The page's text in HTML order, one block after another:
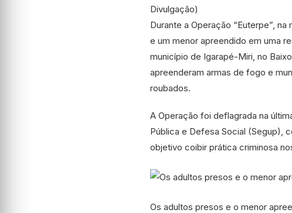
Divulgação)
Durante a Operação “Euterpe”,
e um menor apreendido em uma
município de Igarapé-Miri, no
apreenderam armas de fogo e
roubados.
A Operação foi deflagrada na
Pública e Defesa Social (Segup),
objetivo coibir prática criminosa
Os adultos presos e o menor